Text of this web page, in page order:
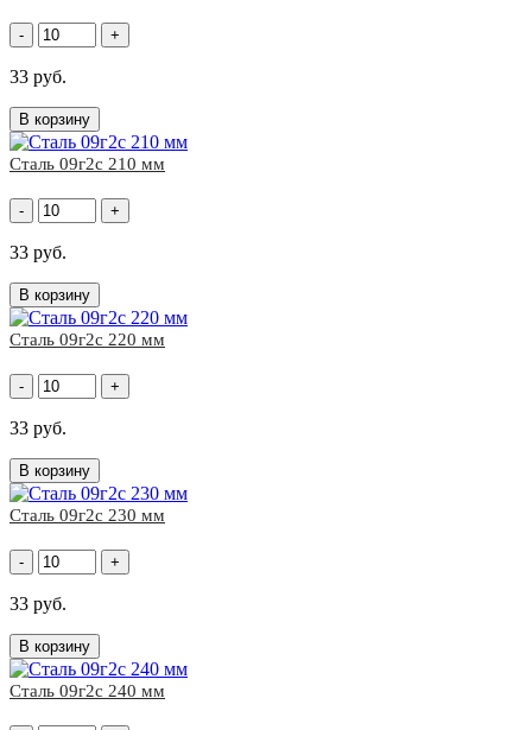
- +
33 руб.
В корзину
Сталь 09г2с 210 мм
- +
33 руб.
В корзину
Сталь 09г2с 220 мм
- +
33 руб.
В корзину
Сталь 09г2с 230 мм
- +
33 руб.
В корзину
Сталь 09г2с 240 мм